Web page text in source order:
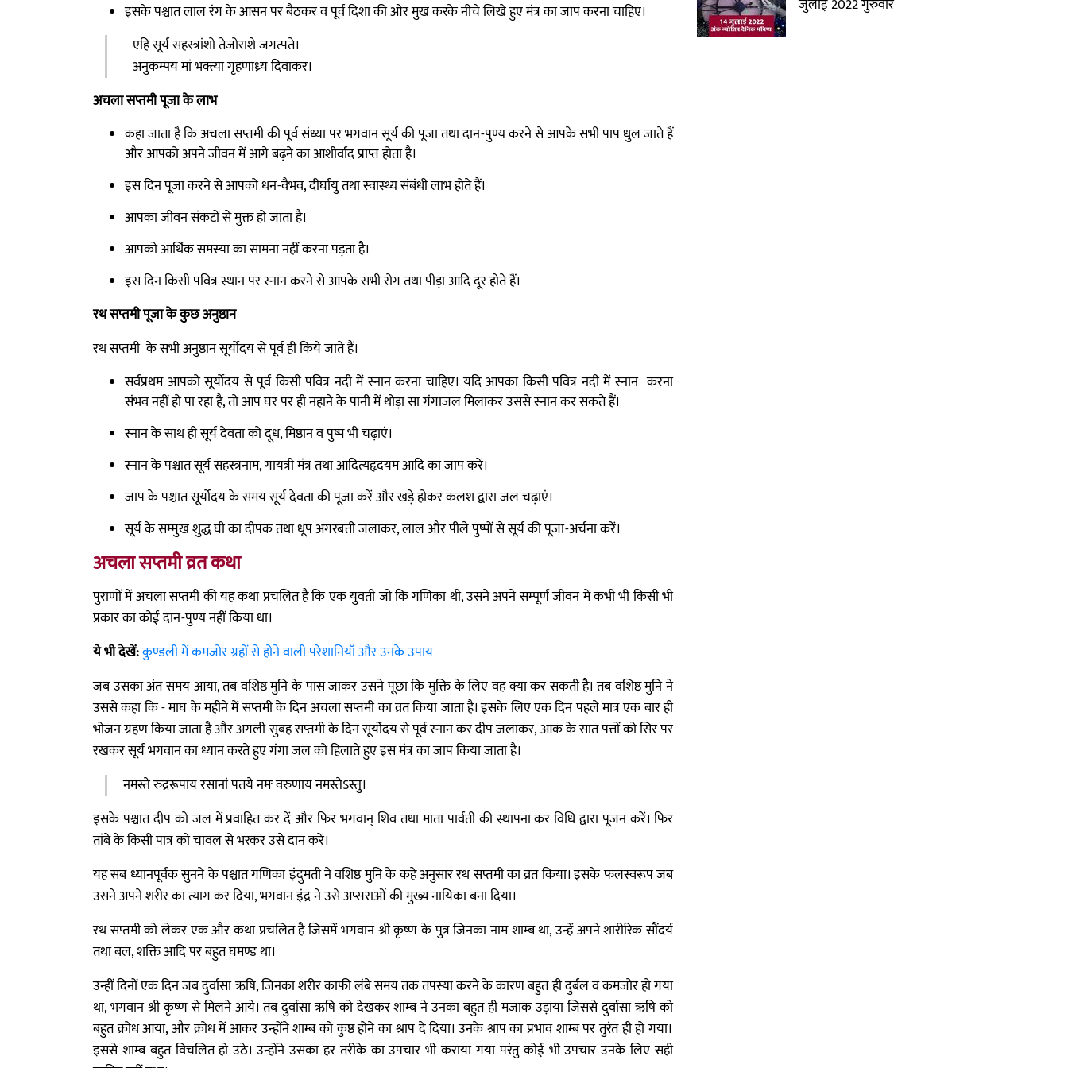
इसके पश्चात लाल रंग के आसन पर बैठकर व पूर्व दिशा की ओर मुख करके नीचे लिखे हुए मंत्र का जाप करना चाहिए।
एहि सूर्य सहस्त्रांशो तेजोराशे जगत्पते।
अनुकम्पय मां भक्त्या गृहणाध्र्य दिवाकर।
अचला सप्तमी पूजा के लाभ
कहा जाता है कि अचला सप्तमी की पूर्व संध्या पर भगवान सूर्य की पूजा तथा दान-पुण्य करने से आपके सभी पाप धुल जाते हैं
और आपको अपने जीवन में आगे बढ़ने का आशीर्वाद प्राप्त होता है।
इस दिन पूजा करने से आपको धन-वैभव, दीर्घायु तथा स्वास्थ्य संबंधी लाभ होते हैं।
आपका जीवन संकटों से मुक्त हो जाता है।
आपको आर्थिक समस्या का सामना नहीं करना पड़ता है।
इस दिन किसी पवित्र स्थान पर स्नान करने से आपके सभी रोग तथा पीड़ा आदि दूर होते हैं।
रथ सप्तमी पूजा के कुछ अनुष्ठान
रथ सप्तमी के सभी अनुष्ठान सूर्योदय से पूर्व ही किये जाते हैं।
सर्वप्रथम आपको सूर्योदय से पूर्व किसी पवित्र नदी में स्नान करना चाहिए। यदि आपका किसी पवित्र नदी में स्नान करना
संभव नहीं हो पा रहा है, तो आप घर पर ही नहाने के पानी में थोड़ा सा गंगाजल मिलाकर उससे स्नान कर सकते हैं।
स्नान के साथ ही सूर्य देवता को दूध, मिष्ठान व पुष्प भी चढ़ाएं।
स्नान के पश्चात सूर्य सहस्त्रनाम, गायत्री मंत्र तथा आदित्यहृदयम आदि का जाप करें।
जाप के पश्चात सूर्योदय के समय सूर्य देवता की पूजा करें और खड़े होकर कलश द्वारा जल चढ़ाएं।
सूर्य के सम्मुख शुद्ध घी का दीपक तथा धूप अगरबत्ती जलाकर, लाल और पीले पुष्पों से सूर्य की पूजा-अर्चना करें।
अचला सप्तमी व्रत कथा
पुराणों में अचला सप्तमी की यह कथा प्रचलित है कि एक युवती जो कि गणिका थी, उसने अपने सम्पूर्ण जीवन में कभी भी किसी भी
प्रकार का कोई दान-पुण्य नहीं किया था।
ये भी देखें:कुण्डली में कमजोर ग्रहों से होने वाली परेशानियाँ और उनके उपाय
जब उसका अंत समय आया, तब वशिष्ठ मुनि के पास जाकर उसने पूछा कि मुक्ति के लिए वह क्या कर सकती है। तब वशिष्ठ मुनि ने
उससे कहा कि - माघ के महीने में सप्तमी के दिन अचला सप्तमी का व्रत किया जाता है। इसके लिए एक दिन पहले मात्र एक बार ही
भोजन ग्रहण किया जाता है और अगली सुबह सप्तमी के दिन सूर्योदय से पूर्व स्नान कर दीप जलाकर, आक के सात पत्तों को सिर पर
रखकर सूर्य भगवान का ध्यान करते हुए गंगा जल को हिलाते हुए इस मंत्र का जाप किया जाता है।
नमस्ते रुद्ररूपाय रसानां पतये नमः वरुणाय नमस्तेऽस्तु।
इसके पश्चात दीप को जल में प्रवाहित कर दें और फिर भगवान् शिव तथा माता पार्वती की स्थापना कर विधि द्वारा पूजन करें। फिर
तांबे के किसी पात्र को चावल से भरकर उसे दान करें।
यह सब ध्यानपूर्वक सुनने के पश्चात गणिका इंदुमती ने वशिष्ठ मुनि के कहे अनुसार रथ सप्तमी का व्रत किया। इसके फलस्वरूप जब
उसने अपने शरीर का त्याग कर दिया, भगवान इंद्र ने उसे अप्सराओं की मुख्य नायिका बना दिया।
रथ सप्तमी को लेकर एक और कथा प्रचलित है जिसमें भगवान श्री कृष्ण के पुत्र जिनका नाम शाम्ब था, उन्हें अपने शारीरिक सौंदर्य
तथा बल, शक्ति आदि पर बहुत घमण्ड था।
उन्हीं दिनों एक दिन जब दुर्वासा ऋषि, जिनका शरीर काफी लंबे समय तक तपस्या करने के कारण बहुत ही दुर्बल व कमजोर हो गया
था, भगवान श्री कृष्ण से मिलने आये। तब दुर्वासा ऋषि को देखकर शाम्ब ने उनका बहुत ही मजाक उड़ाया जिससे दुर्वासा ऋषि को
बहुत क्रोध आया, और क्रोध में आकर उन्होंने शाम्ब को कुष्ठ होने का श्राप दे दिया। उनके श्राप का प्रभाव शाम्ब पर तुरंत ही हो गया।
इससे शाम्ब बहुत विचलित हो उठे। उन्होंने उसका हर तरीके का उपचार भी कराया गया परंतु कोई भी उपचार उनके लिए सही
जुलाई 2022 गुरुवार